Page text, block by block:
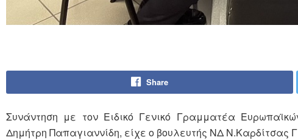
Share
Συνάντηση με τον Ειδικό Γενικό Γραμματέα
Δημήτρη Παπαγιαννίδη, είχε ο βουλευτής ΝΔ Ν.Καρδίτσας